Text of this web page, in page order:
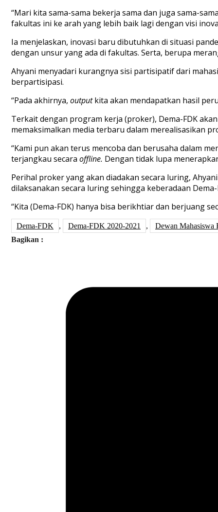
“Mari kita sama-sama bekerja sama dan juga sama-
fakultas ini ke arah yang lebih baik lagi dengan visi
Ia menjelaskan, inovasi baru dibutuhkan di situasi
dengan unsur yang ada di fakultas. Serta, berupa
Ahyani menyadari kurangnya sisi partisipatif dari
berpartisipasi.
“Pada akhirnya, outputkita akan mendapatkan hasil
Terkait dengan program kerja (proker), Dema-FDK
memaksimalkan media terbaru dalam merealisasikan
“Kami pun akan terus mencoba dan berusaha dalam
terjangkau secara offline. Dengan tidak lupa
Perihal proker yang akan diadakan secara luring,
dilaksanakan secara luring sehingga keberadaan
“Kita (Dema-FDK) hanya bisa berikhtiar dan berjuang
Dema-FDK , Dema-FDK 2020-2021 ,
Dewan Mahasiswa
Bagikan :